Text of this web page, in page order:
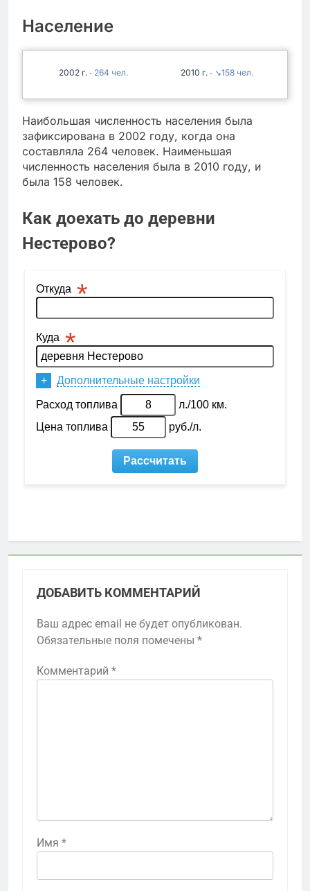
Население
2002 - 264 2010 - ↘158
Наибольшая численность населения была
зафиксирована в 2002 году, когда она
составляла 264 человек. Наименьшая
численность населения была в 2010 году, и
была 158 человек.
Как доехать до деревни
Нестерово?
ДОБАВИТЬ КОММЕНТАРИЙ
Ваш адрес email не будет опубликован.
Обязательные поля помечены *
Комментарий *
Имя *